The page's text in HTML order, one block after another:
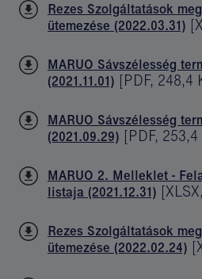
Rezes Szolgáltatások
ütemezése (2022.03.31) [
MARUO Sávszélesség
(2021.11.01) [PDF, 248,4
MARUO Sávszélesség
(2021.09.29) [PDF, 253,4
MARUO 2. Melleklet -
listaja (2021.12.31) [XLSX,
Rezes Szolgáltatások
ütemezése (2022.02.24) [